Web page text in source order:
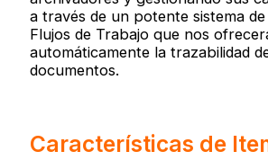
a través de un potente sistema
Flujos de Trabajo que nos
automáticamente la trazabilidad
documentos.
Características de